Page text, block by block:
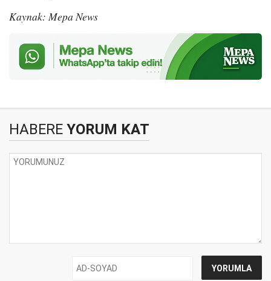
Kaynak: Mepa News
HABERE YORUM KAT